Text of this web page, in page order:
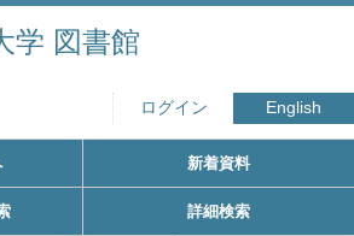
学 図書館
ログイン English
新着資料
詳細検索